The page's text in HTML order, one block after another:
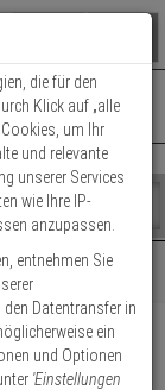
leer.
Fertig
- 14:00 Uhr
die für den
Klick auf „alle
um Ihr
und relevante
unserer Services
wie Ihre IP-
anzupassen.
entnehmen Sie
Datentransfer in
ein
und Optionen
'Einstellungen